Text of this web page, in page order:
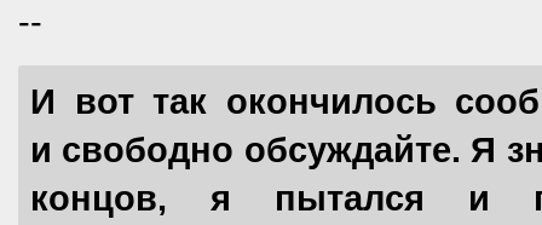
--
И вот так окончилось
и свободно обсуждайте. Я
концов, я пытался и